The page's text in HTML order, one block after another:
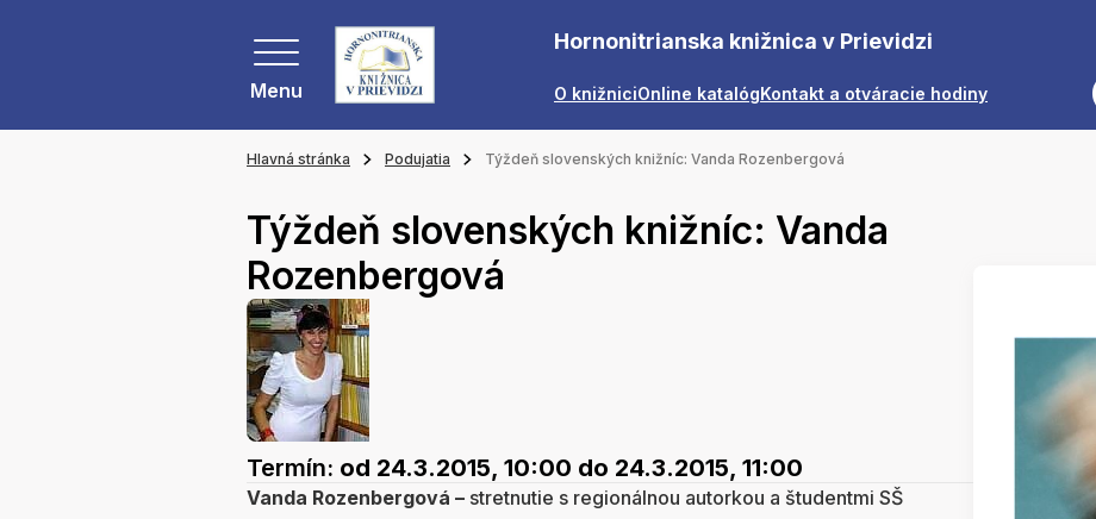
Menu
Hornonitrianska knižnica v Prievidzi
O knižniciOnline katalógKontakt a otváracie hodiny
Hlavná stránka Podujatia Týždeň slovenských knižníc: Vanda Rozenbergová
Týždeň slovenských knižníc: Vanda
Rozenbergová
Termín: od 24.3.2015, 10:00 do 24.3.2015, 11:00
Vanda Rozenbergová – stretnutie s regionálnou autorkou a študentmi SŠ